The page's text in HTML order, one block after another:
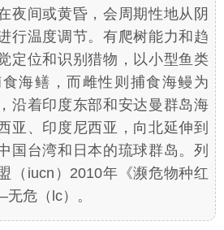
夜间或黄昏，会周期性地从阴
行温度调节。有爬树能力和趋
定位和识别猎物，以小型鱼类
海鳝，而雌性则捕食海鳗为
沿着印度东部和安达曼群岛海
亚、印度尼西亚，向北延伸到
国台湾和日本的琉球群岛。列
（iucn）2010年《濒危物种红
危（lc）。